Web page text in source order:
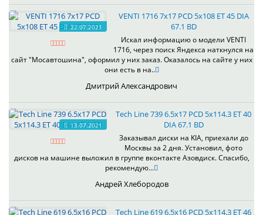
22.07.2021
VENTI 1716 7x17 PCD 5x108 ET 45 DIA
67.1 BD
Искал информацию о модели VENTI
1716, через поиск Яндекса наткнулся на
сайт "Мосавтошина", оформил у них заказ. Оказалось на сайте у них
они есть в на..
Дмитрий Александрович
13.07.2021
Tech Line 739 6.5x17 PCD 5x114.3 ET 40
DIA 67.1 BD
Заказывал диски на KIA, приехали до
Москвы за 2 дня. Установил, фото
дисков на машине выложил в группе вконтакте Азовдиск. Спасибо,
рекомендую...
Андрей Хлебородов
Tech Line 619 6.5x16 PCD 5x114.3 ET 46